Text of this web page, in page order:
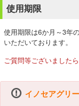
使用期限
使用期限は6か月～3年
いただいております。
ご質問等ございました
イノセアグリ